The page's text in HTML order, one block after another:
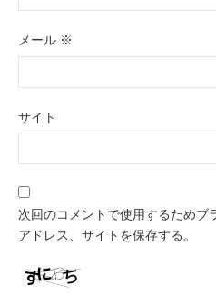
メール ※
サイト
次回のコメントで使用するためブ
アドレス、サイトを保存する。